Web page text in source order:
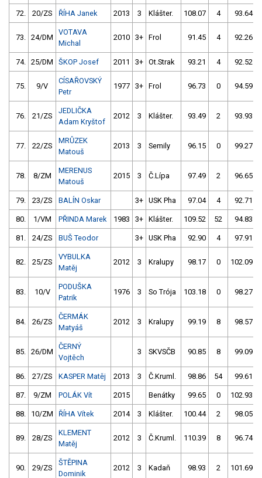
72. 20/ZS ŘÍHA Janek 2013 3 Klášter. 108.07 4 93.64
73. 24/DM
VOTAVA
Michal
2010 3+ Frol 91.45 4 92.26
74. 25/DM ŠKOP Josef 2011 3+ Ot.Strak 93.21 4 92.52
75. 9/V
CÍSAŘOVSKÝ
Petr
1977 3+ Frol 96.73 0 94.59
76. 21/ZS
JEDLIČKA
Adam Kryštof
2012 3 Klášter. 93.49 2 93.93
77. 22/ZS
MRŮZEK
Matouš
2013 3 Semily 96.15 0 99.27
78. 8/ZM
MERENUS
Matouš
2015 3 Č.Lípa 97.49 2 96.65
79. 23/ZS BALÍN Oskar 3+ USK Pha 97.04 4 92.71
80. 1/VM PŘINDA Marek 1983 3+ Klášter. 109.52 52 94.83
81. 24/ZS BUŠ Teodor 3+ USK Pha 92.90 4 97.91
82. 25/ZS
VYBULKA
Matěj
2012 3 Kralupy 98.17 0 102.09
83. 10/V
PODUŠKA
Patrik
1976 3 So Trója 103.18 0 98.27
84. 26/ZS
ČERMÁK
Matyáš
2012 3 Kralupy 99.19 8 98.57
85. 26/DM
ČERNÝ
Vojtěch
3 SKVSČB 90.85 8 99.09
86. 27/ZS KASPER Matěj 2013 3 Č.Kruml. 98.86 54 99.61
87. 9/ZM POLÁK Vít 2015 Benátky 99.65 0 102.93
88. 10/ZM ŘÍHA Vítek 2014 3 Klášter. 100.44 2 98.05
89. 28/ZS
KLEMENT
Matěj
2012 3 Č.Kruml. 110.39 8 96.74
90. 29/ZS
ŠTĚPINA
Dominik
2012 3 Kadaň 98.93 2 101.69